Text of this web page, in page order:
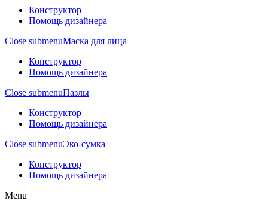
Конструктор
Помощь дизайнера
Close submenuМаска для лица
Конструктор
Помощь дизайнера
Close submenuПазлы
Конструктор
Помощь дизайнера
Close submenuЭко-сумка
Конструктор
Помощь дизайнера
Menu